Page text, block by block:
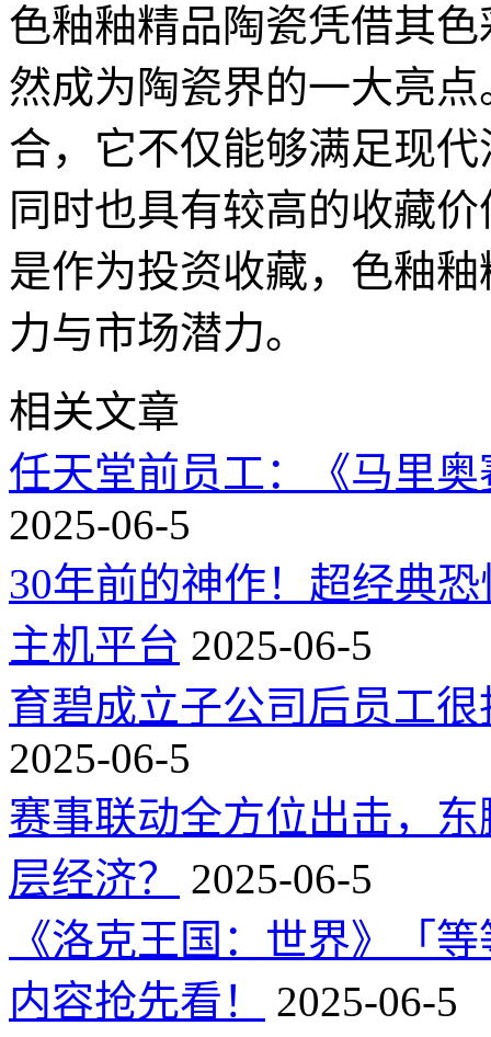
色釉釉精品陶瓷凭借其
然成为陶瓷界的一大亮
合，它不仅能够满足现
同时也具有较高的收藏
是作为投资收藏，色釉
力与市场潜力。
相关文章
任天堂前员工：《马里
2025-06-5
30年前的神作！超经典
主机平台 2025-06-5
育碧成立子公司后员工
2025-06-5
赛事联动全方位出击，
层经济？
2025-06-5
《洛克王国：世界》「
内容抢先看！
2025-06-5